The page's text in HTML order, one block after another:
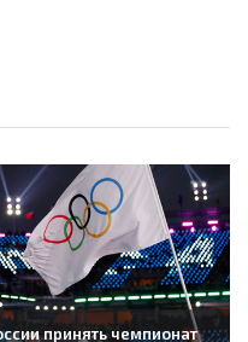
принять чемпионат